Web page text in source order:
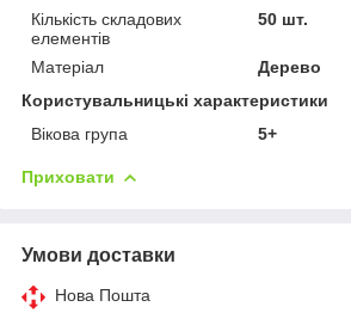
Кількість складових
елементів
50 шт.
Матеріал
Дерево
Користувальницькі характеристики
Вікова група
5+
Приховати
Умови доставки
Нова Пошта